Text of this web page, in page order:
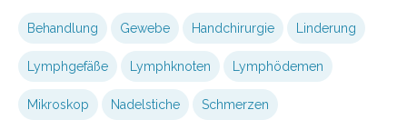
Behandlung Gewebe Handchirurgie Linderung
Lymphgefäße Lymphknoten Lymphödemen
Mikroskop Nadelstiche Schmerzen